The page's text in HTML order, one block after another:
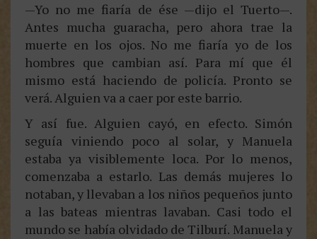
—Yo no me fiaría de ése —dijo el Tuerto—.
Antes mucha guaracha, pero ahora trae la
muerte en los ojos. No me fiaría yo de los
hombres que cambian así. Para mí que él
mismo está haciendo de policía. Pronto se
verá. Alguien va a caer por este barrio.
Y así fue. Alguien cayó, en efecto. Simón
seguía viniendo poco al solar, y Manuela
estaba ya visiblemente loca. Por lo menos,
comenzaba a estarlo. Las demás mujeres lo
notaban, y llevaban a los niños pequeños junto
a las bateas mientras lavaban. Casi todo el
mundo se había olvidado de Tilburí. Manuela y